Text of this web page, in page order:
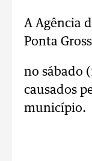
A Agência
Ponta
no sábado
causados
município.